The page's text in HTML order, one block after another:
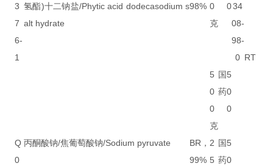
3
7
6-
1
氢酯)十二钠盐/Phytic acid dodecasodium s
alt hydrate
98% 0
克
034
08-
98-
0 RT
5
0
0
克
国
药
5
0
0
Q
0
丙酮酸钠/焦葡萄酸钠/Sodium pyruvate
BR，
99%
2
5
国
药
5
0